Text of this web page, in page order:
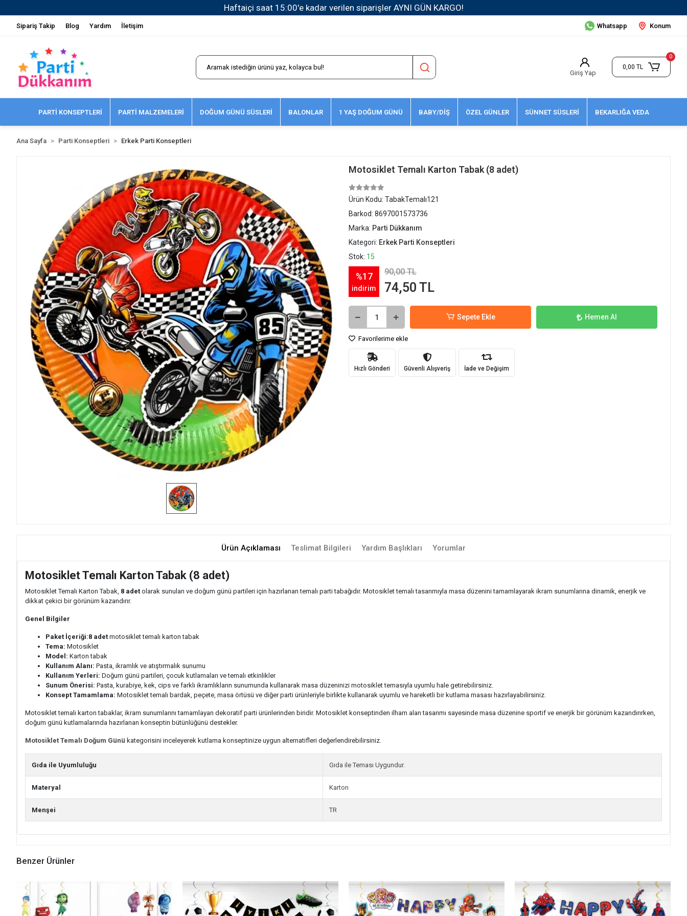
1500 TL ve Üzeri Kargo Ücretsiz!
Sipariş Takip Blog Yardım İletişim Whatsapp Konum
Giriş Yap
0
0,00 TL
PARTİ KONSEPTLERİ PARTİ MALZEMELERİ DOĞUM GÜNÜ SÜSLERİ BALONLAR 1 YAŞ DOĞUM GÜNÜ BABY/DİŞ ÖZEL GÜNLER SÜNNET SÜSLERİ BEKARLIĞA VEDA
Ana Sayfa Parti Konseptleri Erkek Parti Konseptleri
Motosiklet Temalı Karton Tabak (8 adet)
Ürün Kodu: TabakTemalı121
Barkod: 8697001573736
Marka: Parti Dükkanım
Kategori: Erkek Parti Konseptleri
Stok: 15
%17
indirim
90,00 TL
74,50 TL
Sepete Ekle Hemen Al
Favorilerime ekle
Hızlı Gönderi Güvenli Alışveriş İade ve Değişim
Ürün Açıklaması Teslimat Bilgileri Yardım Başlıkları Yorumlar
Motosiklet Temalı Karton Tabak (8 adet)
Motosiklet Temalı Karton Tabak, 8 adet olarak sunulan ve doğum günü partileri için hazırlanan temalı parti tabağıdır. Motosiklet temalı tasarımıyla masa düzenini tamamlayarak ikram sunumlarına dinamik, enerjik ve
dikkat çekici bir görünüm kazandırır.
Genel Bilgiler
Paket İçeriği:8 adet motosiklet temalı karton tabak
Tema: Motosiklet
Model: Karton tabak
Kullanım Alanı: Pasta, ikramlık ve atıştırmalık sunumu
Kullanım Yerleri: Doğum günü partileri, çocuk kutlamaları ve temalı etkinlikler
Sunum Önerisi: Pasta, kurabiye, kek, cips ve farklı ikramlıkların sunumunda kullanarak masa düzeninizi motosiklet temasıyla uyumlu hale getirebilirsiniz.
Konsept Tamamlama: Motosiklet temalı bardak, peçete, masa örtüsü ve diğer parti ürünleriyle birlikte kullanarak uyumlu ve hareketli bir kutlama masası hazırlayabilirsiniz.
Motosiklet temalı karton tabaklar, ikram sunumlarını tamamlayan dekoratif parti ürünlerinden biridir. Motosiklet konseptinden ilham alan tasarımı sayesinde masa düzenine sportif ve enerjik bir görünüm kazandırırken,
doğum günü kutlamalarında hazırlanan konseptin bütünlüğünü destekler.
Motosiklet Temalı Doğum Günü kategorisini inceleyerek kutlama konseptinize uygun alternatifleri değerlendirebilirsiniz.
Gıda ile Uyumluluğu Gıda ile Teması Uygundur.
Materyal Karton
Menşei TR
Benzer Ürünler